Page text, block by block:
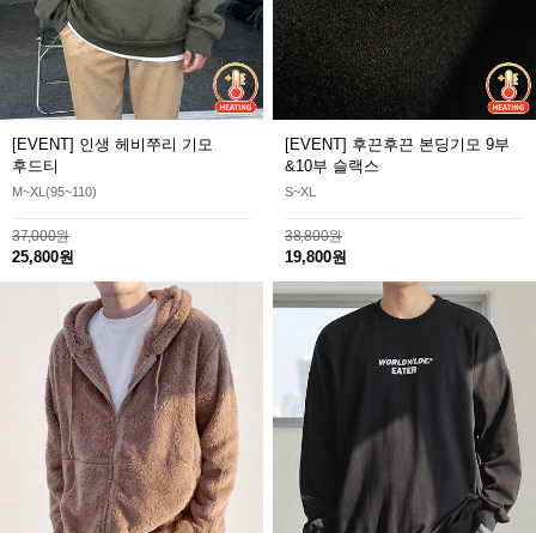
[EVENT] 인생 헤비쭈리 기모
후드티
M~XL(95~110)
37,000원
25,800원
[EVENT] 후끈후끈 본딩기모 9부
&10부 슬랙스
S~XL
38,800원
19,800원